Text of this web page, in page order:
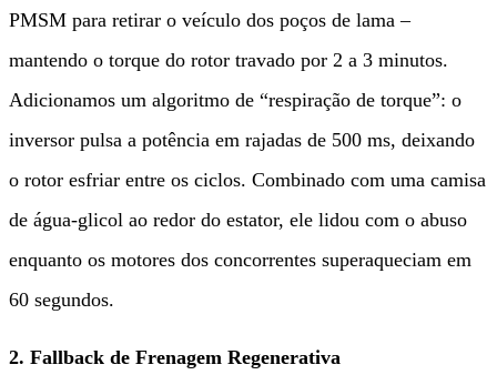
PMSM para retirar o veículo dos poços de lama –
mantendo o torque do rotor travado por 2 a 3 minutos.
Adicionamos um algoritmo de “respiração de torque”: o
inversor pulsa a potência em rajadas de 500 ms, deixando
o rotor esfriar entre os ciclos. Combinado com uma camisa
de água-glicol ao redor do estator, ele lidou com o abuso
enquanto os motores dos concorrentes superaqueciam em
60 segundos.
2. Fallback de Frenagem Regenerativa